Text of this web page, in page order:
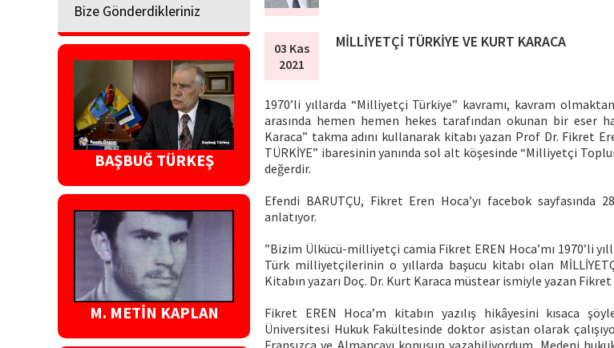
Bize Gönderdikleriniz
BAŞBUĞ TÜRKEŞ
M. METİN KAPLAN
03 Kas
2021
MİLLİYETÇİ TÜRKİYE VE KURT KARACA
1970’li yıllarda “Milliyetçi Türkiye” kavramı, kavram
arasında hemen hemen hekes tarafından okunan bir eser
Karaca” takma adını kullanarak kitabı yazan Prof Dr. Fikret
TÜRKİYE” ibaresinin yanında sol alt köşesinde “Milliyetçi
değerdir.
Efendi BARUTÇU, Fikret Eren Hoca’yı facebok sayfasında
anlatıyor.
”Bizim Ülkücü-milliyetçi camia Fikret EREN Hoca’mı 1970’li
Türk milliyetçilerinin o yıllarda başucu kitabı olan
Kitabın yazarı Doç. Dr. Kurt Karaca müstear ismiyle yazan Fikret
Fikret EREN Hoca’m kitabın yazılış hikâyesini kısaca
Üniversitesi Hukuk Fakültesinde doktor asistan olarak